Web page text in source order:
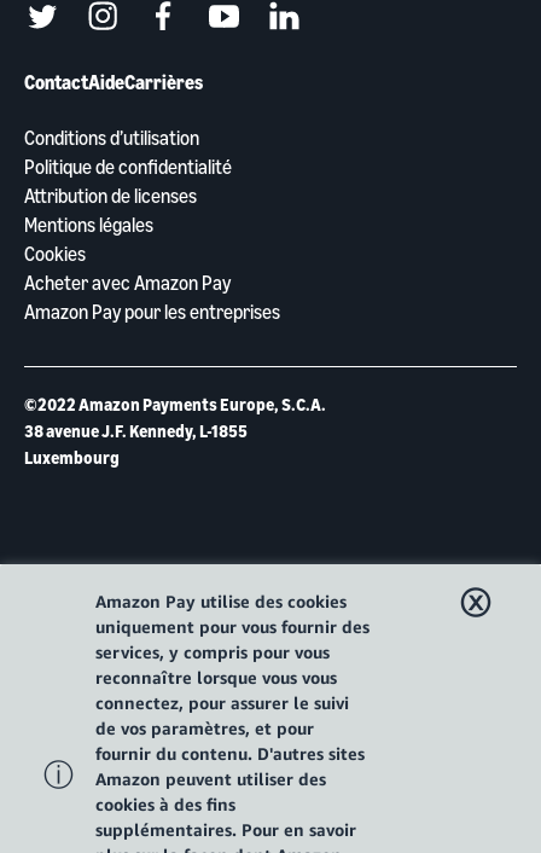
ContactAideCarrières
Conditions d’utilisation
Politique de confidentialité
Attribution de licenses
Mentions légales
Cookies
Acheter avec Amazon Pay
Amazon Pay pour les entreprises
twitter instagramfacebookyoutubelinkedin
©2022 Amazon Payments Europe, S.C.A.
38 avenue J.F. Kennedy, L-1855
Luxembourg
ⓘ
Amazon Pay utilise des cookies
uniquement pour vous fournir des
services, y compris pour vous
reconnaître lorsque vous vous
connectez, pour assurer le suivi
de vos paramètres, et pour
fournir du contenu. D'autres sites
Amazon peuvent utiliser des
cookies à des fins
supplémentaires. Pour en savoir
ⓧ